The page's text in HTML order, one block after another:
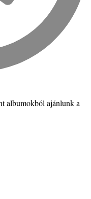
albumokból ajánlunk a